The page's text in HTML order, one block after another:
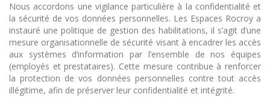
Nous accordons une vigilance particulière à la confidentialité et
la sécurité de vos données personnelles. Les Espaces Rocroy a
instauré une politique de gestion des habilitations, il s’agit d’une
mesure organisationnelle de sécurité visant à encadrer les accès
aux systèmes d’information par l’ensemble de nos équipes
(employés et prestataires). Cette mesure contribue à renforcer
la protection de vos données personnelles contre tout accès
illégitime, afin de préserver leur confidentialité et intégrité.